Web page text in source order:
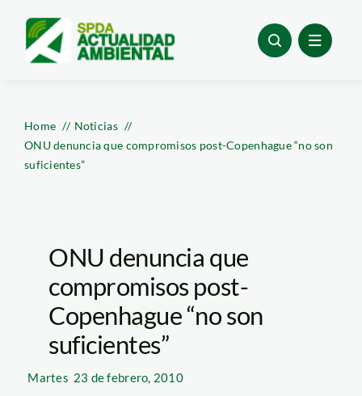
content
Home
Noticias
ONU denuncia que compromisos post-Copenhague “no son
suficientes”
ONU denuncia que
compromisos post-
Copenhague “no son
suficientes”
Martes 23 de febrero, 2010